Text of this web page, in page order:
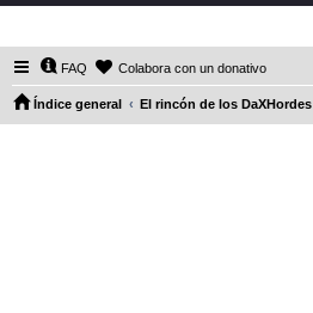
FAQ Colabora con un donativo
Índice general El rincón de los DaXHordes